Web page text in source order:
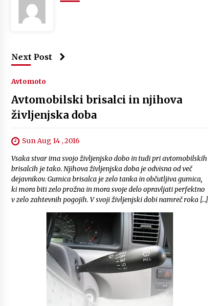
Next Post
Avtomoto
Avtomobilski brisalci in njihova
življenjska doba
Sun Aug 14 , 2016
Vsaka stvar ima svojo življenjsko dobo in tudi pri avtomobilskih
brisalcih je tako. Njihova življenjska doba je odvisna od več
dejavnikov. Gumica brisalca je zelo tanka in občutljiva gumica,
ki mora biti zelo prožna in mora svoje delo opravljati perfektno
v zelo zahtevnih pogojih. V svoji življenjski dobi namreč roka […]